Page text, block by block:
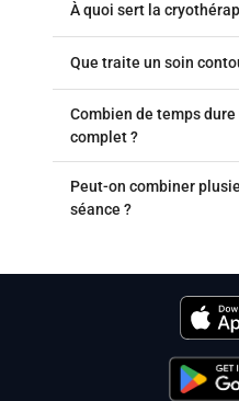
À quoi sert la
Que traite un soin
Combien de temps
complet ?
Peut-on combiner
séance ?